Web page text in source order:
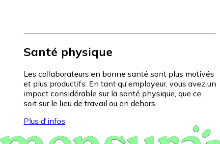
Santé physique
Les collaborateurs en bonne santé sont plus motivés
et plus productifs. En tant qu'employeur, vous avez un
impact considérable sur la santé physique, que ce
soit sur le lieu de travail ou en dehors.
Plus d'infos